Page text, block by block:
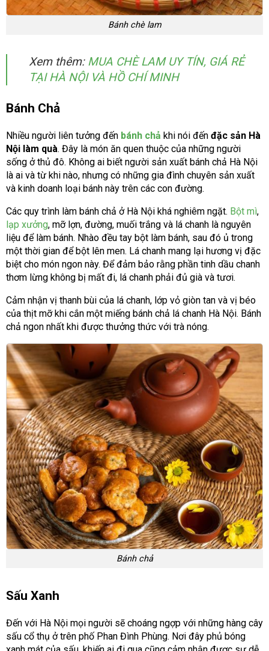
Bánh chè lam
Xem thêm: MUA CHÈ LAM UY TÍN, GIÁ RẺ
TẠI HÀ NỘI VÀ HỒ CHÍ MINH
Bánh Chả
Nhiều người liên tưởng đến bánh chả khi nói đến đặc sản Hà
Nội làm quà. Đây là món ăn quen thuộc của những người
sống ở thủ đô. Không ai biết người sản xuất bánh chả Hà Nội
là ai và từ khi nào, nhưng có những gia đình chuyên sản xuất
và kinh doanh loại bánh này trên các con đường.
Các quy trình làm bánh chả ở Hà Nội khá nghiêm ngặt. Bột mì,
lạp xưởng, mỡ lợn, đường, muối trắng và lá chanh là nguyên
liệu để làm bánh. Nhào đều tay bột làm bánh, sau đó ủ trong
một thời gian để bột lên men. Lá chanh mang lại hương vị đặc
biệt cho món ngon này. Để đảm bảo rằng phần tinh dầu chanh
thơm lừng không bị mất đi, lá chanh phải đủ già và tươi.
Cảm nhận vị thanh bùi của lá chanh, lớp vỏ giòn tan và vị béo
của thịt mỡ khi cắn một miếng bánh chả lá chanh Hà Nội. Bánh
chả ngon nhất khi được thưởng thức với trà nóng.
Bánh chả
Sấu Xanh
Đến với Hà Nội mọi người sẽ choáng ngợp với những hàng cây
sấu cổ thụ ở trên phố Phan Đình Phùng. Nơi đây phủ bóng